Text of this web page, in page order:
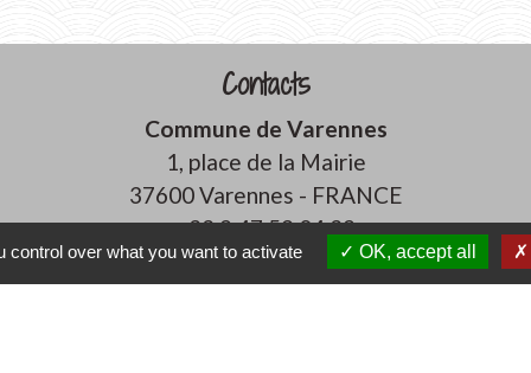
Contacts
Commune de Varennes
1, place de la Mairie
37600 Varennes - FRANCE
+33 2 47 59 04 32
Contact par formulaire
over what you want to activate OK, accept all